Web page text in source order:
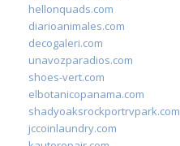
hellonquads.com
diarioanimales.com
decogaleri.com
unavozparadios.com
shoes-vert.com
elbotanicopanama.com
shadyoaksrockportrvpark.com
jccoinlaundry.com